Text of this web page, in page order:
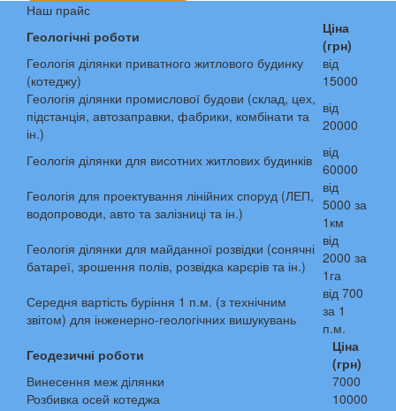
Наш прайс
Геологічні роботи
Ціна
(грн)
Геологія ділянки приватного житлового будинку
(котеджу)
від
15000
Геологія ділянки промислової будови (склад, цех,
підстанція, автозаправки, фабрики, комбінати та
ін.)
від
20000
Геологія ділянки для висотних житлових будинків
від
60000
Геологія для проектування лінійних споруд (ЛЕП,
водопроводи, авто та залізниці та ін.)
від
5000 за
1км
Геологія ділянки для майданної розвідки (сонячні
батареї, зрошення полів, розвідка карєрів та ін.)
від
2000 за
1га
Середня вартість буріння 1 п.м. (з технічним
звітом) для інженерно-геологічних вишукувань
від 700
за 1
п.м.
Геодезичні роботи
Ціна
(грн)
Винесення меж ділянки
7000
Розбивка осей котеджа
10000